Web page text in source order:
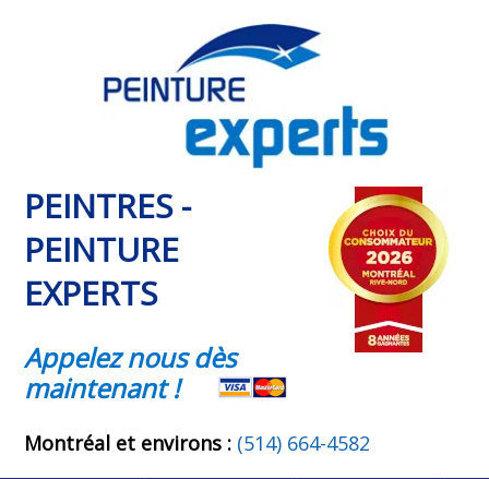
PEINTRES -
PEINTURE
EXPERTS
Appelez nous dès
maintenant !
Montréal et environs : (514) 664-4582